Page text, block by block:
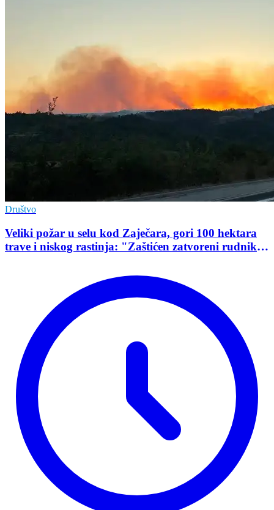
Društvo
Veliki požar u selu kod Zaječara, gori 100 hektara
trave i niskog rastinja: "Zaštićen zatvoreni rudnik